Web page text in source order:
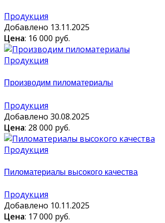
Продукция
Добавлено 13.11.2025
Цена: 16 000 руб.
Продукция
Производим пиломатериалы
Продукция
Добавлено 30.08.2025
Цена: 28 000 руб.
Продукция
Пиломатериалы высокого качества
Продукция
Добавлено 10.11.2025
Цена: 17 000 руб.